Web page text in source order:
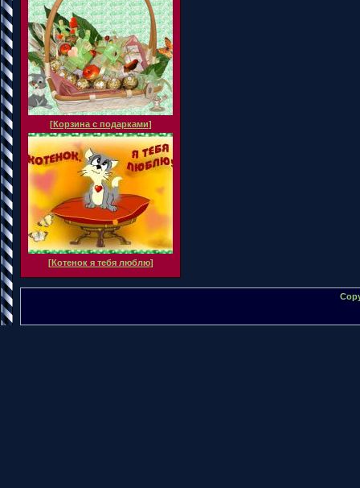
[Корзина с подарками]
[Котенок я тебя люблю]